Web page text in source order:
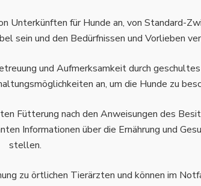
für Hunde an, von Standard-
sein und den Bedürfnissen und Vorlieben
und Aufmerksamkeit durch
an, um die Hunde zu
Fütterung nach den Anweisungen des
Informationen über die Ernährung und
stellen.
zu örtlichen Tierärzten und können im